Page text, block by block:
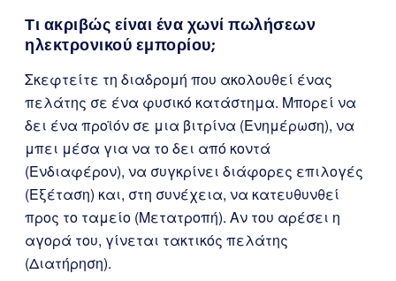
Τι ακριβώς είναι ένα χωνί πωλήσεων
ηλεκτρονικού εμπορίου;
Σκεφτείτε τη διαδρομή που ακολουθεί ένας
πελάτης σε ένα φυσικό κατάστημα. Μπορεί να
δει ένα προϊόν σε μια βιτρίνα (Ενημέρωση), να
μπει μέσα για να το δει από κοντά
(Ενδιαφέρον), να συγκρίνει διάφορες επιλογές
(Εξέταση) και, στη συνέχεια, να κατευθυνθεί
προς το ταμείο (Μετατροπή). Αν του αρέσει η
αγορά του, γίνεται τακτικός πελάτης
(Διατήρηση).